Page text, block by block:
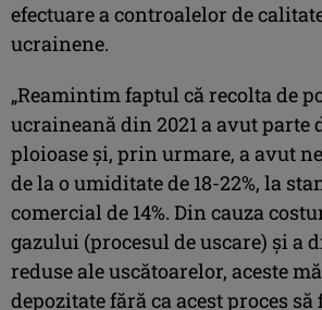
efectuare a controalelor de
ucrainene.
„Reamintim faptul că recolta de
ucraineană din 2021 a avut parte
ploioase și, prin urmare, a avut
de la o umiditate de 18-22%, la
comercial de 14%. Din cauza
gazului (procesul de uscare) și
reduse ale uscătoarelor, aceste
depozitate fără ca acest proces